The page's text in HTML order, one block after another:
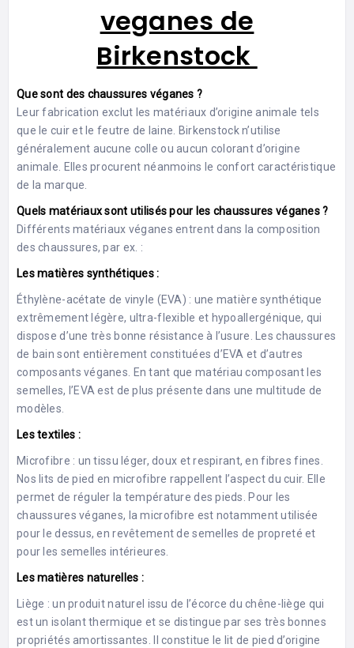
veganes de
Birkenstock
Que sont des chaussures véganes ?
Leur fabrication exclut les matériaux d’origine animale tels
que le cuir et le feutre de laine. Birkenstock n’utilise
généralement aucune colle ou aucun colorant d’origine
animale. Elles procurent néanmoins le confort caractéristique
de la marque.
Quels matériaux sont utilisés pour les chaussures véganes ?
Différents matériaux véganes entrent dans la composition
des chaussures, par ex. :
Les matières synthétiques :
Éthylène-acétate de vinyle (EVA) : une matière synthétique
extrêmement légère, ultra-flexible et hypoallergénique, qui
dispose d’une très bonne résistance à l’usure. Les chaussures
de bain sont entièrement constituées d’EVA et d’autres
composants véganes. En tant que matériau composant les
semelles, l’EVA est de plus présente dans une multitude de
modèles.
Les textiles :
Microfibre : un tissu léger, doux et respirant, en fibres fines.
Nos lits de pied en microfibre rappellent l’aspect du cuir. Elle
permet de réguler la température des pieds. Pour les
chaussures véganes, la microfibre est notamment utilisée
pour le dessus, en revêtement de semelles de propreté et
pour les semelles intérieures.
Les matières naturelles :
Liège : un produit naturel issu de l’écorce du chêne-liège qui
est un isolant thermique et se distingue par ses très bonnes
propriétés amortissantes. Il constitue le lit de pied d’origine